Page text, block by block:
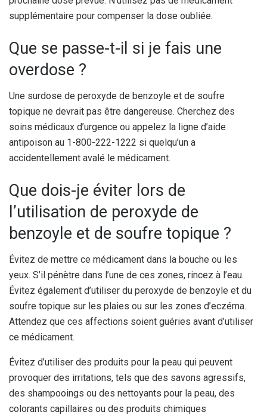
supplémentaire pour compenser la dose oubliée.
Que se passe-t-il si je fais une
overdose ?
Une surdose de peroxyde de benzoyle et de soufre
topique ne devrait pas être dangereuse. Cherchez des
soins médicaux d’urgence ou appelez la ligne d’aide
antipoison au 1-800-222-1222 si quelqu’un a
accidentellement avalé le médicament.
Que dois-je éviter lors de
l’utilisation de peroxyde de
benzoyle et de soufre topique ?
Évitez de mettre ce médicament dans la bouche ou les
yeux. S’il pénètre dans l’une de ces zones, rincez à l’eau.
Évitez également d’utiliser du peroxyde de benzoyle et du
soufre topique sur les plaies ou sur les zones d’eczéma.
Attendez que ces affections soient guéries avant d’utiliser
ce médicament.
Évitez d’utiliser des produits pour la peau qui peuvent
provoquer des irritations, tels que des savons agressifs,
des shampooings ou des nettoyants pour la peau, des
colorants capillaires ou des produits chimiques